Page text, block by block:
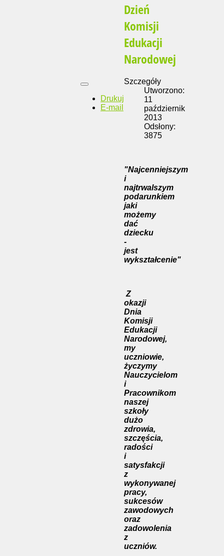
Dzień
Komisji
Edukacji
Narodowej
Drukuj
E-mail
Szczegóły
Utworzono:
11
październik
2013
Odsłony:
3875
"Najcenniejszym
i
najtrwalszym
podarunkiem
jaki
możemy
dać
dziecku
-
jest
wykształcenie"
Z
okazji
Dnia
Komisji
Edukacji
Narodowej,
my
uczniowie,
życzymy
Nauczycielom
i
Pracownikom
naszej
szkoły
dużo
zdrowia,
szczęścia,
radości
i
satysfakcji
z
wykonywanej
pracy,
sukcesów
zawodowych
oraz
zadowolenia
z
uczniów.